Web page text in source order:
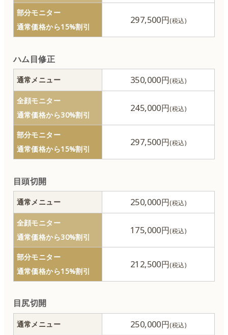
男性器の整形
リストカット除去
刺青除去（タトゥー除去）
耳介形成
へそ形成
ワキガ治療
麻酔
部分モニター
通常価格から15%割引
297,500円
ハム目修正
通常メニュー 350,000円
全顔モニター
通常価格から30%割引
245,000円
部分モニター
通常価格から15%割引
297,500円
目頭切開
通常メニュー 250,000円
全顔モニター
通常価格から30%割引
175,000円
部分モニター
通常価格から15%割引
212,500円
目尻切開
通常メニュー 250,000円